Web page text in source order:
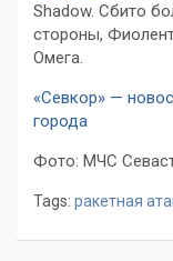
Shadow. Сбито
стороны,
Омега.
«Севкор» —
города
Фото: МЧС
Tags: ракетная